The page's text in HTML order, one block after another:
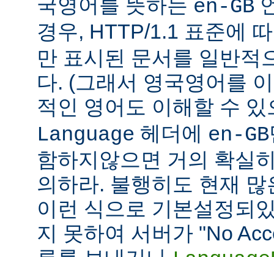
en-GB
경우, HTTP/1.1 표준에
만 표시된 문서를 일반적
다. (그래서 영국영어를
적인 영어도 이해할 수
Language 헤더에 en-GB
함하지않으면 거의 확실
의하라. 불행히도 현재
이런 식으로 기본설정되
지 못하여 서버가 "No